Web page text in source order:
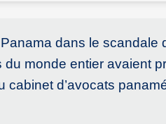
dans le scandale
monde entier avaient
cabinet d’avocats